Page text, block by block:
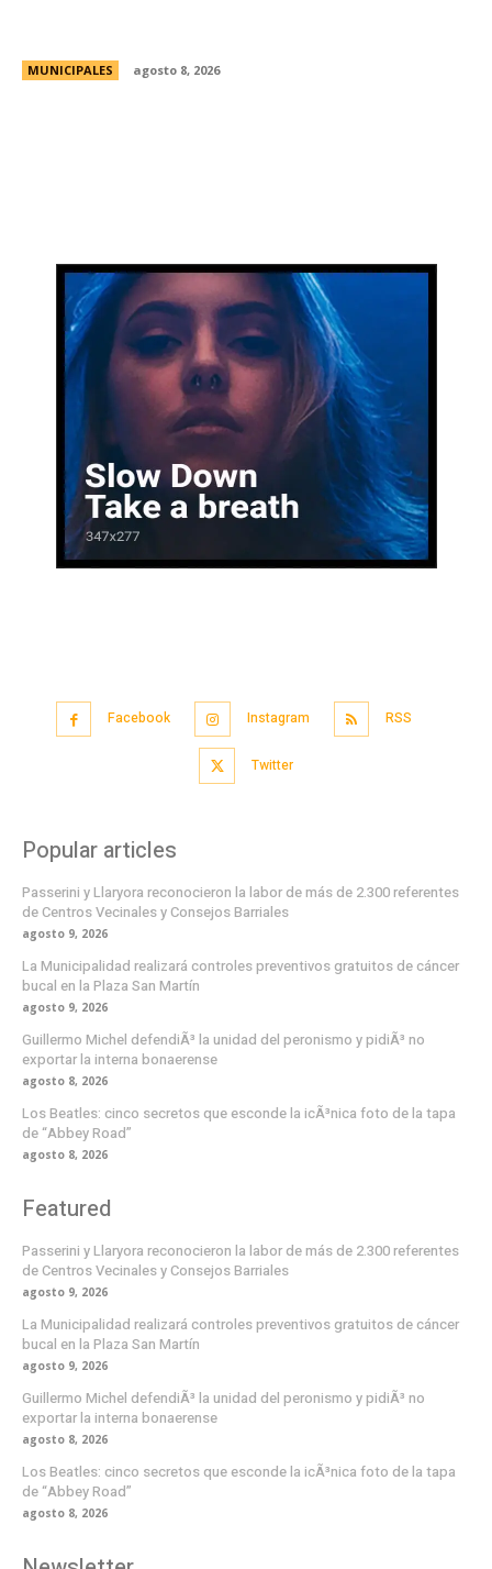
MUNICIPALES agosto 8, 2026
Facebook Instagram RSS
Twitter
Popular articles
Passerini y Llaryora reconocieron la labor de más de 2.300 referentes
de Centros Vecinales y Consejos Barriales
agosto 9, 2026
La Municipalidad realizará controles preventivos gratuitos de cáncer
bucal en la Plaza San Martín
agosto 9, 2026
Guillermo Michel defendiÃ³ la unidad del peronismo y pidiÃ³ no
exportar la interna bonaerense
agosto 8, 2026
Los Beatles: cinco secretos que esconde la icÃ³nica foto de la tapa
de “Abbey Road”
agosto 8, 2026
Featured
Passerini y Llaryora reconocieron la labor de más de 2.300 referentes
de Centros Vecinales y Consejos Barriales
agosto 9, 2026
La Municipalidad realizará controles preventivos gratuitos de cáncer
bucal en la Plaza San Martín
agosto 9, 2026
Guillermo Michel defendiÃ³ la unidad del peronismo y pidiÃ³ no
exportar la interna bonaerense
agosto 8, 2026
Los Beatles: cinco secretos que esconde la icÃ³nica foto de la tapa
de “Abbey Road”
agosto 8, 2026